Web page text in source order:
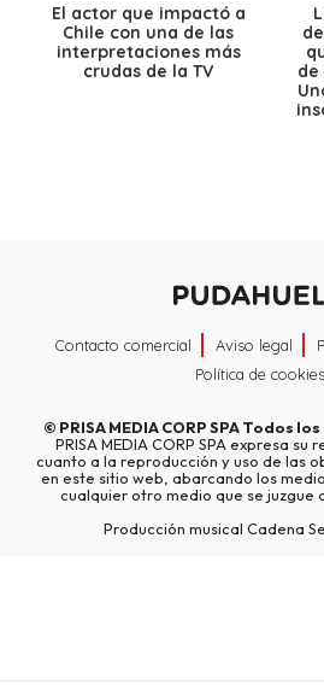
El actor que impactó a
Chile con una de las
interpretaciones más
crudas de la TV
de
Contacto comercial Aviso legal
Política de cookies
© PRISA MEDIA CORP SPATodos
PRISA MEDIA CORP SPA expresa
cuanto a la reproducción y uso de las
en este sitio web, abarcando los
cualquier otro medio que se juzgue
Producción musical Cadena